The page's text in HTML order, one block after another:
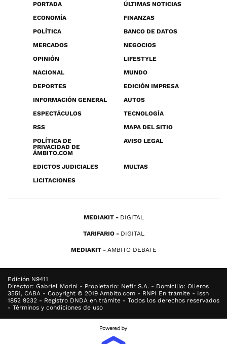
PORTADA
ÚLTIMAS NOTICIAS
ECONOMÍA
FINANZAS
POLÍTICA
BANCO DE DATOS
MERCADOS
NEGOCIOS
OPINIÓN
LIFESTYLE
NACIONAL
MUNDO
DEPORTES
EDICIÓN IMPRESA
INFORMACIÓN GENERAL
AUTOS
ESPECTÁCULOS
TECNOLOGÍA
RSS
MAPA DEL SITIO
POLÍTICA DE
PRIVACIDAD DE
ÁMBITO.COM
AVISO LEGAL
EDICTOS JUDICIALES
MULTAS
LICITACIONES
MEDIAKIT DIGITAL
TARIFARIO DIGITAL
MEDIAKIT AMBITO DEBATE
Edición N9411
Director: Gabriel Morini - Propietario: Nefir S.A. - Domicilio: Olleros
3551, CABA - Copyright © 2019 Ambito.com - RNPI En trámite - Issn
1852 9232 - Registro DNDA en trámite - Todos los derechos reservados
- Términos y condiciones de uso